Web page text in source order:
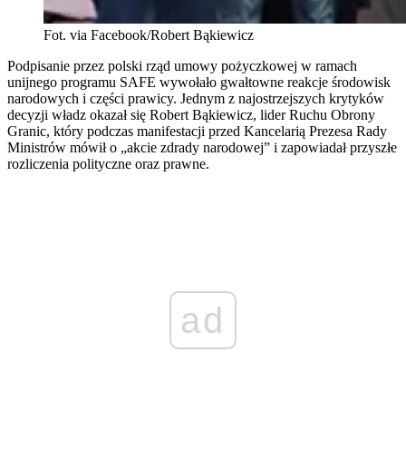
Fot. via Facebook/Robert Bąkiewicz
Podpisanie przez polski rząd umowy pożyczkowej w ramach
unijnego programu SAFE wywołało gwałtowne reakcje środowisk
narodowych i części prawicy. Jednym z najostrzejszych krytyków
decyzji władz okazał się Robert Bąkiewicz, lider Ruchu Obrony
Granic, który podczas manifestacji przed Kancelarią Prezesa Rady
Ministrów mówił o „akcie zdrady narodowej” i zapowiadał przyszłe
rozliczenia polityczne oraz prawne.
ad